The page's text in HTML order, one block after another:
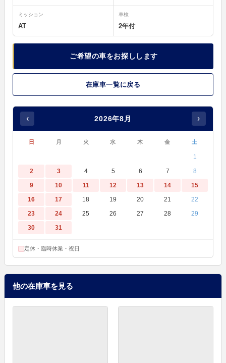
ミッション
AT
車検
2年付
ご希望の車をお探しします
在庫車一覧に戻る
‹ 2026年8月 ›
日 月 火 水 木 金 土
1
2
3 4 5 6 7
8
9
10 11 12 13 14
15
16
17 18 19 20 21
22
23
24 25 26 27 28
29
30
31
定休・臨時休業・祝日
他の在庫車を見る